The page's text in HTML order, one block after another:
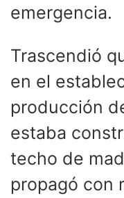
emergencia.
Trascendió
en el
producción
estaba
techo de
propagó con